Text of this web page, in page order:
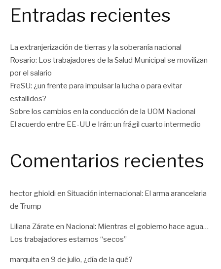
Entradas recientes
La extranjerización de tierras y la soberanía nacional
Rosario: Los trabajadores de la Salud Municipal se movilizan
por el salario
FreSU: ¿un frente para impulsar la lucha o para evitar
estallidos?
Sobre los cambios en la conducción de la UOM Nacional
El acuerdo entre EE-UU e Irán: un frágil cuarto intermedio
Comentarios recientes
hector ghioldi en Situación internacional: El arma arancelaria
de Trump
Liliana Zárate en Nacional: Mientras el gobierno hace agua…
Los trabajadores estamos “secos”
marquita en 9 de julio, ¿día de la qué?